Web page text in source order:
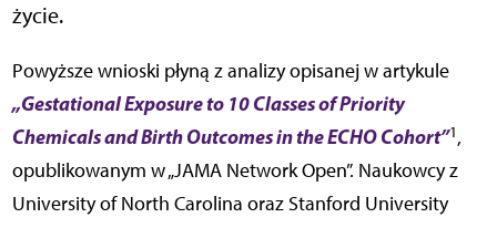
życie.
Powyższe wnioski płyną z analizy opisanej w artykule
„Gestational Exposure to 10 Classes of Priority
Chemicals and Birth Outcomes in the ECHO Cohort”1,
opublikowanym w „JAMA Network Open”. Naukowcy z
University of North Carolina oraz Stanford University